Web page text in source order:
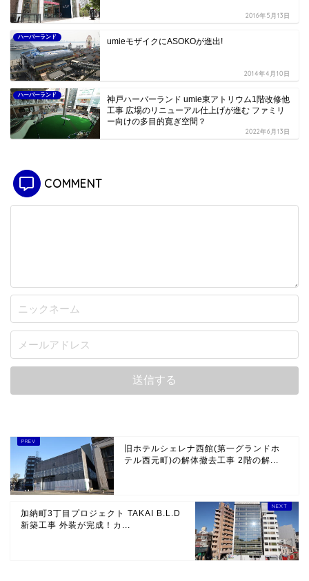
2016年5月13日
ハーバーランド umieモザイクにASOKOが進出!
2014年4月10日
ハーバーランド
神戸ハーバーランド umie東アトリウム1階改修他
工事 広場のリニューアル仕上げが進む ファミリ
ー向けの多目的寛ぎ空間？
2022年6月13日
COMMENT
旧ホテルシェレナ西館(第一グランドホ
テル西元町)の解体撤去工事 2階の解...
加納町3丁目プロジェクト TAKAI B.L.D
新築工事 外装が完成！カ...